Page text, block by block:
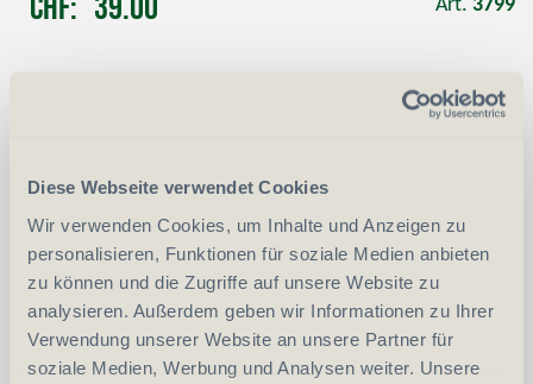
Diese Webseite verwendet Cookies
Wir verwenden Cookies, um Inhalte und Anzeigen zu
personalisieren, Funktionen für soziale Medien anbieten
zu können und die Zugriffe auf unsere Website zu
analysieren. Außerdem geben wir Informationen zu Ihrer
Verwendung unserer Website an unsere Partner für
soziale Medien, Werbung und Analysen weiter. Unsere
CHF 39.00 Art. 3799
vergleichen
+